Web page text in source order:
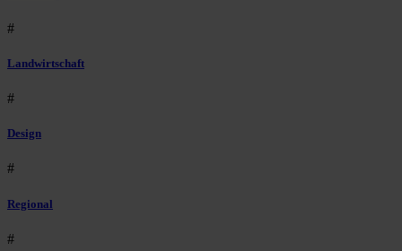
#
Landwirtschaft
#
Design
#
Regional
#